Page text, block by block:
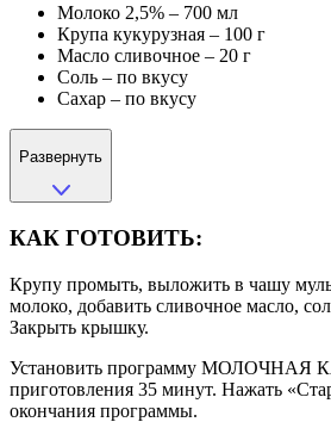
Молоко 2,5% – 700 мл
Крупа кукурузная – 100 г
Масло сливочное – 20 г
Соль – по вкусу
Сахар – по вкусу
Развернуть
КАК ГОТОВИТЬ:
Крупу промыть, выложить в чашу
молоко, добавить сливочное масло,
Закрыть крышку.
Установить программу МОЛОЧНАЯ
приготовления 35 минут. Нажать
окончания программы.